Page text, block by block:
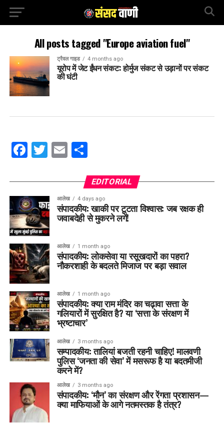
All posts tagged "Europe aviation fuel"
ट्रैवल गाइड 4 months ago
यूरोप में जेट ईंधन संकट: होर्मुज संकट से उड़ानों पर संकट
की घंटी
Facebook
Twitter
EmailShare
EDITORIAL
आलेख 4 days ago
संपादकीय: खाकी पर टूटता विश्वास: जब रक्षक ही
जवाबदेही से मुकरने लगें!
आलेख 1 month ago
संपादकीय: लोकसेवा या रसूखदारों का पहरा?
नौकरशाही के बदलते मिजाज पर बड़ा सवाल
आलेख 1 month ago
संपादकीय: क्या राम मंदिर का चढ़ावा सत्ता के
गलियारों में सुरक्षित है? या ‘सत्ता के संरक्षण में
भ्रष्टाचार’
आलेख 3 months ago
सम्पादकीय: तालियां बजती रहनी चाहिए! मालवणी
पुलिस ‘जनता की सेवा’ में मसरूफ है या बदतमीजी
करने में?
आलेख 3 months ago
संपादकीय: ‘मौन’ का संरक्षण और रेंगता प्रशासन—
क्या माफियाओं के आगे नतमस्तक है तंत्र?